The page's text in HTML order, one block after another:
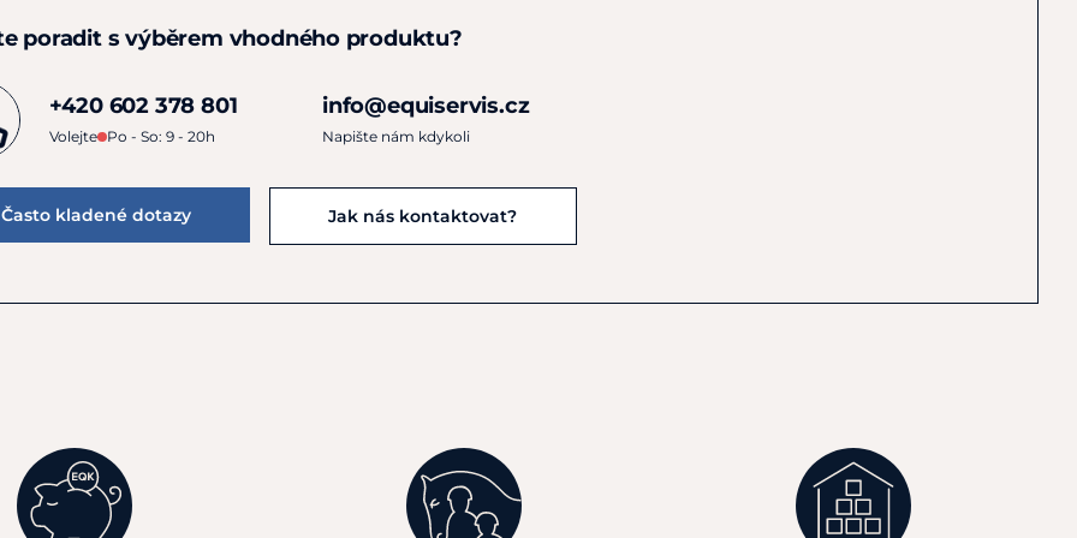
poradit s výběrem vhodného produktu?
+420 602 378 801
Volejte Po - So: 9 - 20h
info@equiservis.cz
Napište nám kdykoli
Často kladené dotazy Jak nás kontaktovat?